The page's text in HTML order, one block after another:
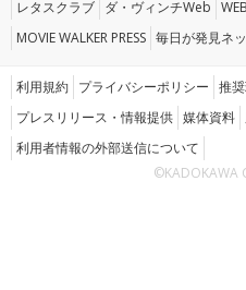
レタスクラブ ダ・ヴィンチWeb
MOVIE WALKER PRESS 毎日が発見ネ
利用規約 プライバシーポリシー 推
プレスリリース・情報提供 媒体資料
利用者情報の外部送信について
©KADOKAWA